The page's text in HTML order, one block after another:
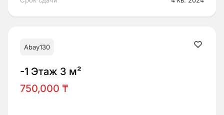
Abay130
-1 Этаж 3 м²
750,000 ₸